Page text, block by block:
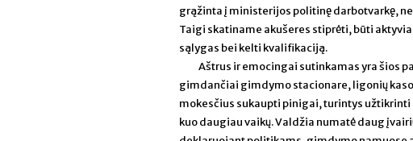
grąžinta į ministerijos politinę darbotvarkę,
Taigi skatiname akušeres stiprėti, būti
sąlygas bei kelti kvalifikaciją.
Aštrus ir emocingai sutinkamas yra šios
gimdančiai gimdymo stacionare, ligonių
mokesčius sukaupti pinigai, turintys
kuo daugiau vaikų. Valdžia numatė daug